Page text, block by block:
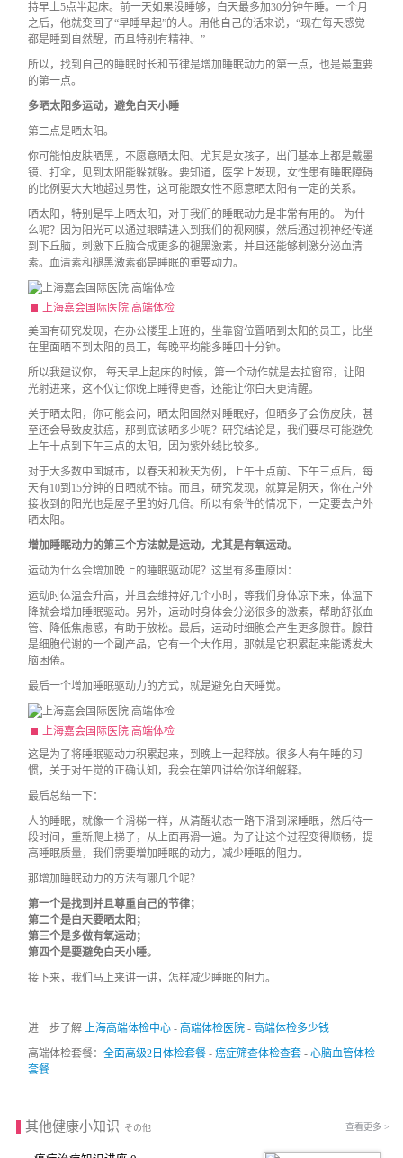
持早上5点半起床。前一天如果没睡够，白天最多加30分钟午睡。一个月
之后，他就变回了“早睡早起”的人。用他自己的话来说，“现在每天感觉
都是睡到自然醒，而且特别有精神。”
所以，找到自己的睡眠时长和节律是增加睡眠动力的第一点，也是最重要
的第一点。
多晒太阳多运动，避免白天小睡
第二点是晒太阳。
你可能怕皮肤晒黑，不愿意晒太阳。尤其是女孩子，出门基本上都是戴墨
镜、打伞，见到太阳能躲就躲。要知道，医学上发现，女性患有睡眠障碍
的比例要大大地超过男性，这可能跟女性不愿意晒太阳有一定的关系。
晒太阳，特别是早上晒太阳，对于我们的睡眠动力是非常有用的。 为什
么呢？因为阳光可以通过眼睛进入到我们的视网膜，然后通过视神经传递
到下丘脑，刺激下丘脑合成更多的褪黑激素，并且还能够刺激分泌血清
素。血清素和褪黑激素都是睡眠的重要动力。
上海嘉会国际医院 高端体检
美国有研究发现，在办公楼里上班的，坐靠窗位置晒到太阳的员工，比坐
在里面晒不到太阳的员工，每晚平均能多睡四十分钟。
所以我建议你， 每天早上起床的时候，第一个动作就是去拉窗帘，让阳
光射进来，这不仅让你晚上睡得更香，还能让你白天更清醒。
关于晒太阳，你可能会问，晒太阳固然对睡眠好，但晒多了会伤皮肤，甚
至还会导致皮肤癌，那到底该晒多少呢？研究结论是，我们要尽可能避免
上午十点到下午三点的太阳，因为紫外线比较多。
对于大多数中国城市，以春天和秋天为例，上午十点前、下午三点后，每
天有10到15分钟的日晒就不错。而且，研究发现，就算是阴天，你在户外
接收到的阳光也是屋子里的好几倍。所以有条件的情况下，一定要去户外
晒太阳。
增加睡眠动力的第三个方法就是运动，尤其是有氧运动。
运动为什么会增加晚上的睡眠驱动呢？这里有多重原因：
运动时体温会升高，并且会维持好几个小时，等我们身体凉下来，体温下
降就会增加睡眠驱动。另外，运动时身体会分泌很多的激素，帮助舒张血
管、降低焦虑感，有助于放松。最后，运动时细胞会产生更多腺苷。腺苷
是细胞代谢的一个副产品，它有一个大作用，那就是它积累起来能诱发大
脑困倦。
最后一个增加睡眠驱动力的方式，就是避免白天睡觉。
上海嘉会国际医院 高端体检
这是为了将睡眠驱动力积累起来，到晚上一起释放。很多人有午睡的习
惯，关于对午觉的正确认知，我会在第四讲给你详细解释。
最后总结一下：
人的睡眠，就像一个滑梯一样，从清醒状态一路下滑到深睡眠，然后待一
段时间，重新爬上梯子，从上面再滑一遍。为了让这个过程变得顺畅，提
高睡眠质量，我们需要增加睡眠的动力，减少睡眠的阻力。
那增加睡眠动力的方法有哪几个呢？
第一个是找到并且尊重自己的节律；
第二个是白天要晒太阳；
第三个是多做有氧运动；
第四个是要避免白天小睡。
接下来，我们马上来讲一讲，怎样减少睡眠的阻力。
进一步了解 上海高端体检中心 - 高端体检医院 - 高端体检多少钱
高端体检套餐： 全面高级2日体检套餐 - 癌症筛查体检查套 - 心脑血管体检
套餐
其他健康小知识 その他 查看更多 >